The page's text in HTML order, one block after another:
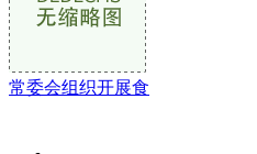
常委会组织开展食